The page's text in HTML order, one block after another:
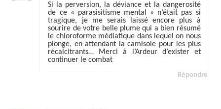
Si la perversion, la déviance et la dangerosité
de ce « parasisitisme mental » n’était pas si
tragique, je me serais laissé encore plus à
sourire de votre belle plume qui a bien résumé
le chloroforme médiatique dans lequel on nous
plonge, en attendant la camisole pour les plus
récalcitrants… Merci à l’Ardeur d’exister et
continuer le combat
Répondre